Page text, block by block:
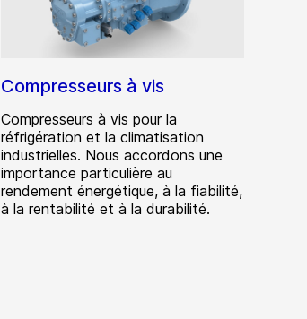
Compresseurs à vis
Compresseurs à vis pour la
réfrigération et la climatisation
industrielles. Nous accordons une
importance particulière au
rendement énergétique, à la fiabilité,
à la rentabilité et à la durabilité.